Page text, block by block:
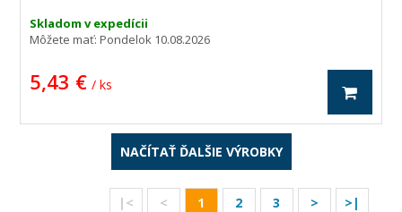
Skladom v expedícii
Môžete mať:Pondelok 10.08.2026
5,43 € / ks
NAČÍTAŤ ĎALŠIE VÝROBKY
|< < 1 2 3 > >|